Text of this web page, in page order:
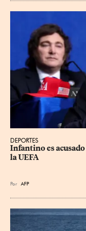
DEPORTES
Infantino es
la UEFA
Por AFP